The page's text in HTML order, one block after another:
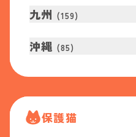
九州 (159)
沖縄 (85)
保護猫